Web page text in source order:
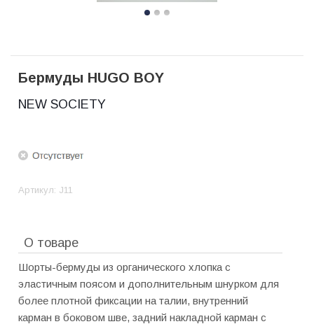
Бермуды HUGO BOY
NEW SOCIETY
Артикул: J11
О товаре
Шорты-бермуды из органического хлопка с
эластичным поясом и дополнительным шнурком для
более плотной фиксации на талии, внутренний
карман в боковом шве, задний накладной карман с